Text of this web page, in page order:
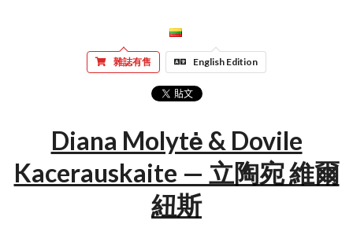
雜誌有售 English Edition
Diana Molytė & Dovile
Kacerauskaite — 立陶宛 維爾
紐斯